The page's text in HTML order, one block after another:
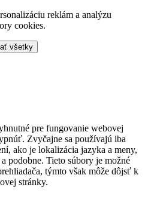
reklám a analýzu
cookies.
všetky
pre fungovanie webovej
Zvyčajne sa používajú iba
ako je lokalizácia jazyka a meny,
podobne. Tieto súbory je možné
týmto však môže dôjsť k
stránky.